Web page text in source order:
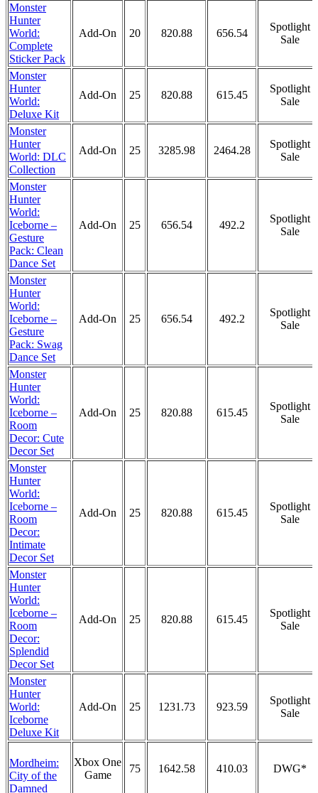
Monster
Hunter
World:
Complete
Sticker Pack
Add-On 20 820.88 656.54
Spotlight
Sale
Monster
Hunter
World:
Deluxe Kit
Add-On 25 820.88 615.45
Spotlight
Sale
Monster
Hunter
World: DLC
Collection
Add-On 25 3285.98 2464.28
Spotlight
Sale
Monster
Hunter
World:
Iceborne –
Gesture
Pack: Clean
Dance Set
Add-On 25 656.54 492.2
Spotlight
Sale
Monster
Hunter
World:
Iceborne –
Gesture
Pack: Swag
Dance Set
Add-On 25 656.54 492.2
Spotlight
Sale
Monster
Hunter
World:
Iceborne –
Room
Decor: Cute
Decor Set
Add-On 25 820.88 615.45
Spotlight
Sale
Monster
Hunter
World:
Iceborne –
Room
Decor:
Intimate
Decor Set
Add-On 25 820.88 615.45
Spotlight
Sale
Monster
Hunter
World:
Iceborne –
Room
Decor:
Splendid
Decor Set
Add-On 25 820.88 615.45
Spotlight
Sale
Monster
Hunter
World:
Iceborne
Deluxe Kit
Add-On 25 1231.73 923.59
Spotlight
Sale
Mordheim:
City of the
Damned
Xbox One
Game
75 1642.58 410.03 DWG*